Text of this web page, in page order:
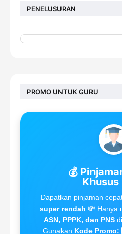
PENELUSURAN
PROMO UNTUK GURU
💰
Khusus
Dapatkan pinjaman
super rendah 💸 Hanya
ASN, PPPK, dan PNS
Gunakan Kode Promo: